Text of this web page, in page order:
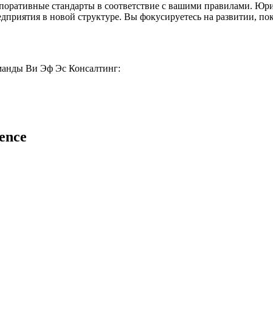
стандарты в соответствие с вашими правилами.
в новой структуре. Вы фокусируетесь на развитии,
Ви Эф Эс Консалтинг: